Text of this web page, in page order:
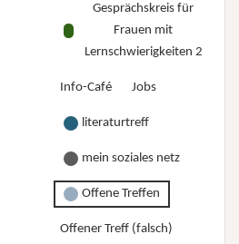
Gesprächskreis für
Frauen mit
Lernschwierigkeiten 2
Info-Café Jobs
literaturtreff
mein soziales netz
Offene Treffen
Offener Treff (falsch)